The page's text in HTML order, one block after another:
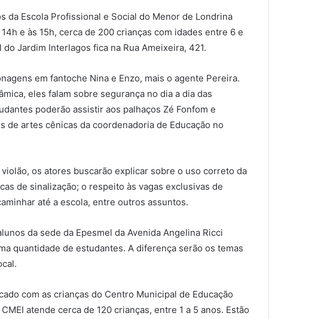
da Escola Profissional e Social do Menor de Londrina
e às 15h, cerca de 200 crianças com idades entre 6 e
Jardim Interlagos fica na Rua Ameixeira, 421.
em fantoche Nina e Enzo, mais o agente Pereira.
eles falam sobre segurança no dia a dia das
poderão assistir aos palhaços Zé Fonfom e
de artes cênicas da coordenadoria de Educação no
os atores buscarão explicar sobre o uso correto da
de sinalização; o respeito às vagas exclusivas de
até a escola, entre outros assuntos.
da sede da Epesmel da Avenida Angelina Ricci
quantidade de estudantes. A diferença serão os temas
com as crianças do Centro Municipal de Educação
atende cerca de 120 crianças, entre 1 a 5 anos. Estão